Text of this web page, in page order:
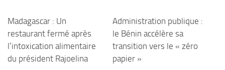
Madagascar : Un
restaurant fermé après
l’intoxication alimentaire
du président Rajoelina
Administration publique :
le Bénin accélère sa
transition vers le « zéro
papier »